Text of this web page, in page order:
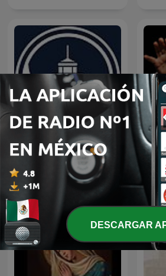
Predicaciones Cristianas
EL
DESCARGAR